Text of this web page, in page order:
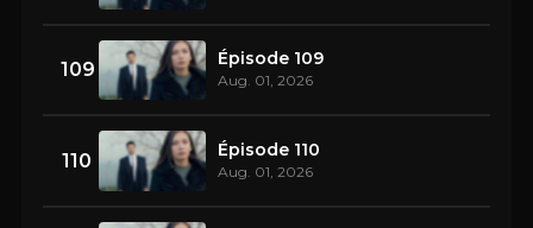
109 Épisode 109
Aug. 01, 2026
110 Épisode 110
Aug. 01, 2026